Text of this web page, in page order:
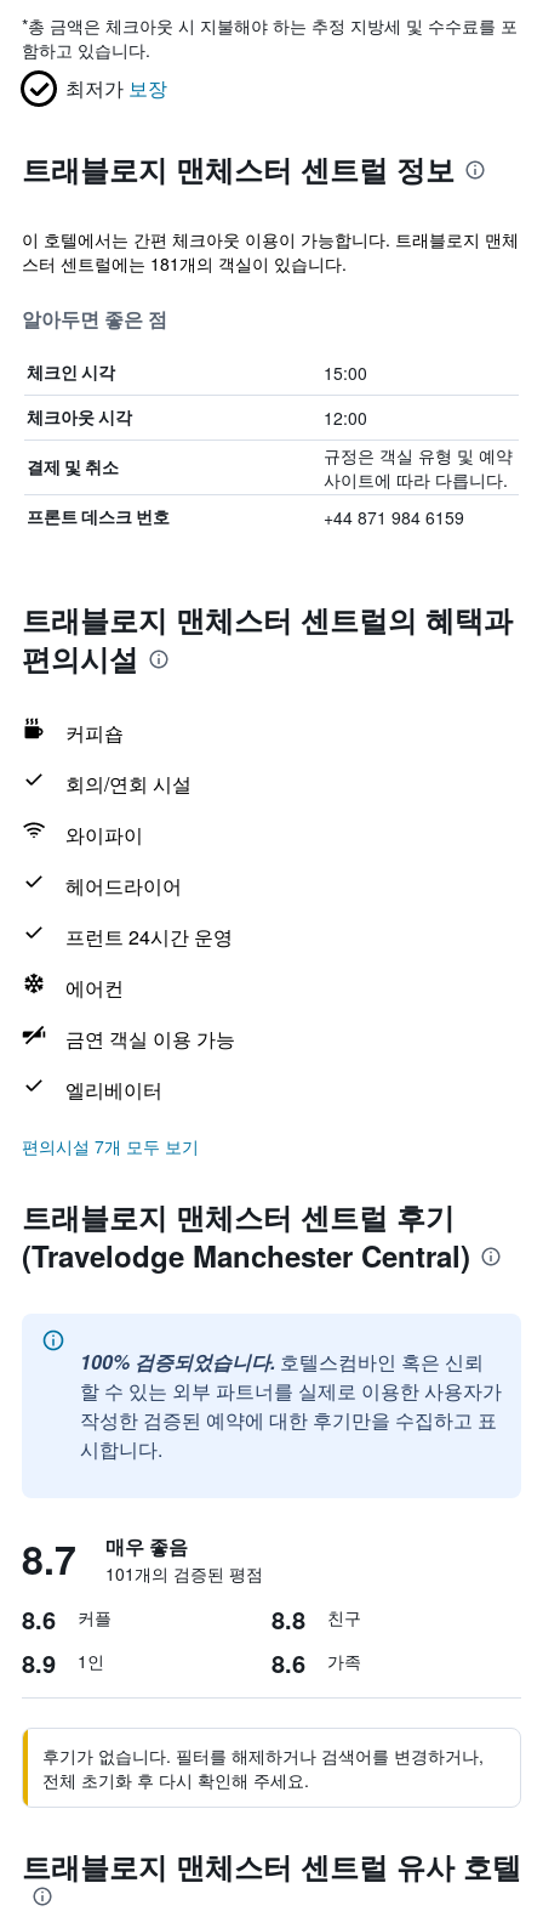
*총 금액은 체크아웃 시 지불해야 하는 추정 지방세 및 수수료를 포
함하고 있습니다.
최저가 보장
트래블로지 맨체스터 센트럴 정보
이 호텔에서는 간편 체크아웃 이용이 가능합니다. 트래블로지 맨체
스터 센트럴에는 181개의 객실이 있습니다.
알아두면 좋은 점
체크인 시각 15:00
체크아웃 시각 12:00
결제 및 취소
규정은 객실 유형 및 예약
사이트에 따라 다릅니다.
프론트 데스크 번호 +44 871 984 6159
트래블로지 맨체스터 센트럴의 혜택​과
편의시설
커피숍
회의/연회 시설
와이파이
헤어드라이어
프런트 24시간 운영
에어컨
금연 객실 이용 가능
엘리베이터
편의시설 7개 모두 보기
트래블로지 맨체스터 센트럴 후기
(Travelodge Manchester Central)
100% 검증되었습니다. 호텔스컴바인 혹은 신뢰
할 수 있는 외부 파트너를 실제로 이용한 사용자가
작성한 검증된 예약에 대한 후기만을 수집하고 표
시합니다.
8.7 매우 좋음
101개의 검증된 평점
8.6 커플 8.8 친구
8.9 1인 8.6 가족
후기가 없습니다. 필터를 해제하거나 검색어를 변경하거나,
전체 초기화 후 다시 확인해 주세요.
트래블로지 맨체스터 센트럴 유사 호텔